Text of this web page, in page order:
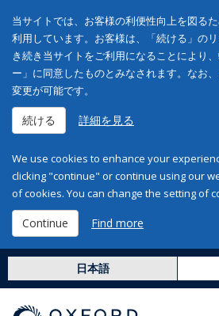
当サイトでは、お客様の利便性向上を図る
利用しています。お客様は、「続ける」の
き続き当サイトをご利用になることにより
ー」に同意したものとみなされます。なお
変更が可能です。
続ける 詳細を見る
We use cookies to enhance your
clicking "continue" or continue using our
of cookies. You can change the setting of
Continue Find more
日本語